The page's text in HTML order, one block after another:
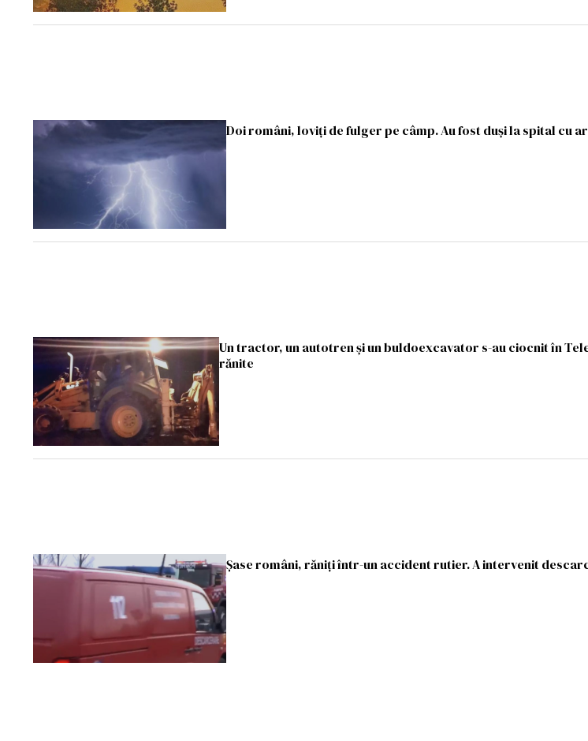
Doi români, loviţi de fulger pe câmp. Au fost duşi la spital cu
Un tractor, un autotren şi un buldoexcavator s-au ciocnit în
rănite
Şase români, răniţi într-un accident rutier. A intervenit